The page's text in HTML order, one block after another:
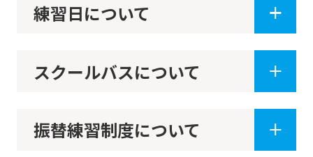
練習日について
スクールバスについて
振替練習制度について